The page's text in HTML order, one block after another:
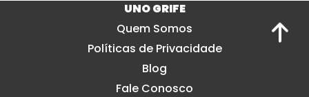
UNO GRIFE
Quem Somos
Políticas de Privacidade
Blog
Fale Conosco